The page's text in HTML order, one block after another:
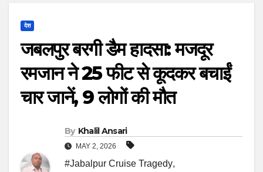
देश
जबलपुर बरगी डैम हादसा: मजदूर
रमजान ने 25 फीट से कूदकर बचाईं
चार जानें, 9 लोगों की मौत
By Khalil Ansari
MAY 2, 2026
#Jabalpur Cruise Tragedy,